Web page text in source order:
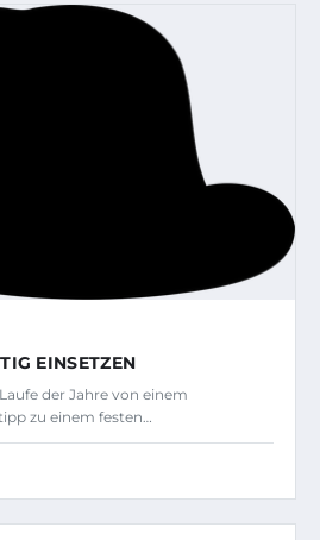
EINSETZEN
der Jahre von einem
zu einem festen…